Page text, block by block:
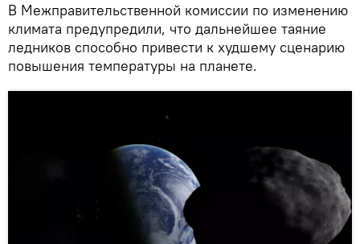
В Межправительственной комиссии по изменению
климата предупредили, что дальнейшее таяние
ледников способно привести к худшему сценарию
повышения температуры на планете.